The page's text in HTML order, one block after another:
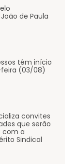
de Paula
têm início
(03/08)
convites
que serão
com a
Sindical